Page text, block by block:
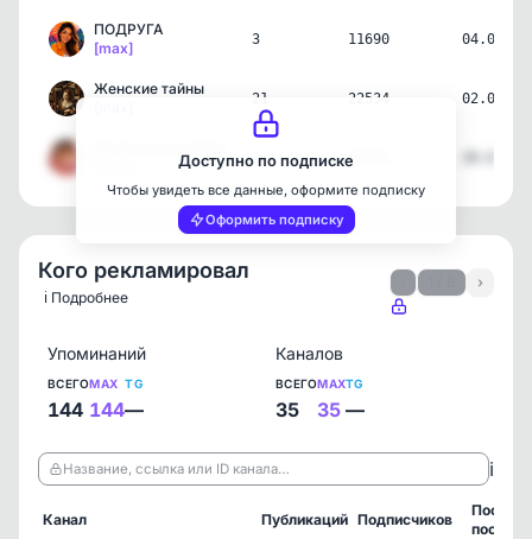
ПОДРУГА
[max]
3 11690 04.08.26
Женские тайны
21 22534 02.08.26
33 89700
Доступно по подписке
Чтобы увидеть все данные, оформите подписку
Оформить подписку
Кого рекламировал
ℹ️ Подробнее
›
Упоминаний
ВСЕГО
144
MAX
144
TG
—
Каналов
ВСЕГО
35
MAX
35
TG
—
Название, ссылка или ID канала… ℹ️
Канал Публикаций Подписчиков
пост